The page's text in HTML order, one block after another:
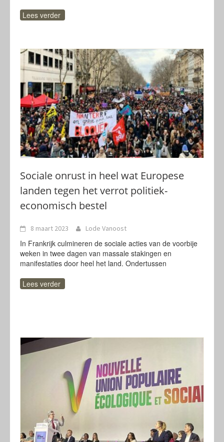
Lees verder
Sociale onrust in heel wat Europese
landen tegen het verrot politiek-
economisch bestel
8 maart 2023 Lode Vanoost
In Frankrijk culmineren de sociale acties van de voorbije
weken in twee dagen van massale stakingen en
manifestaties door heel het land. Ondertussen
Lees verder